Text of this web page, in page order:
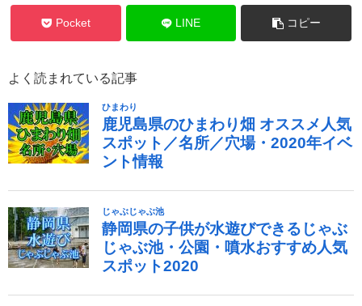
Pocket LINE コピー
よく読まれている記事